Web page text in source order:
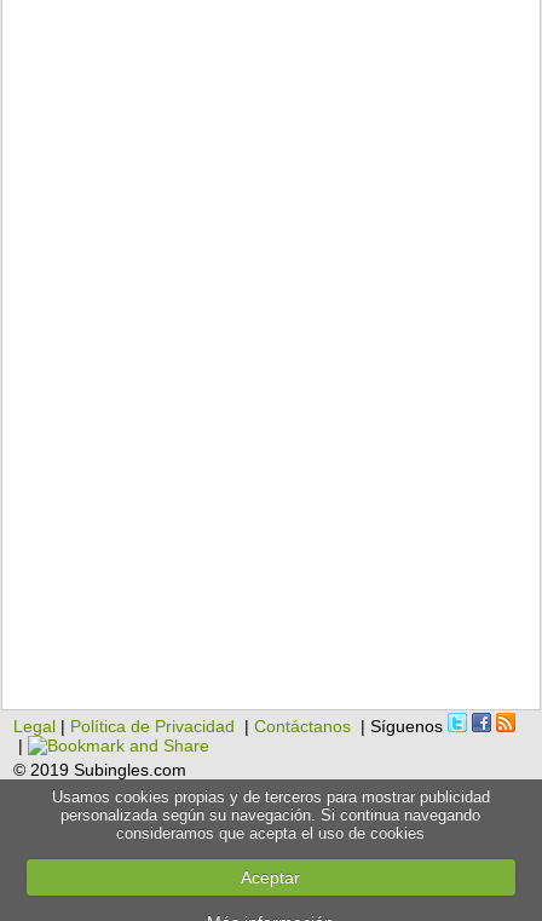
Legal | Política de Privacidad |Contáctanos | Síguenos
|
© 2019 Subingles.com
Usamos cookies propias y de terceros para mostrar publicidad
personalizada según su navegación. Si continua navegando
consideramos que acepta el uso de cookies
Aceptar